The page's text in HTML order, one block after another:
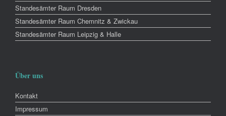
Standesämter Raum Dresden
Standesämter Raum Chemnitz & Zwickau
Standesämter Raum Leipzig & Halle
Über uns
Kontakt
Impressum